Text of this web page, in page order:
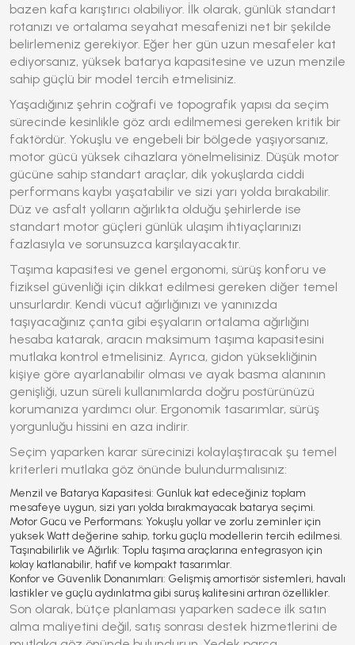
bazen kafa karıştırıcı olabiliyor. İlk olarak, günlük standart
rotanızı ve ortalama seyahat mesafenizi net bir şekilde
belirlemeniz gerekiyor. Eğer her gün uzun mesafeler kat
ediyorsanız, yüksek batarya kapasitesine ve uzun menzile
sahip güçlü bir model tercih etmelisiniz.
Yaşadığınız şehrin coğrafi ve topografik yapısı da seçim
sürecinde kesinlikle göz ardı edilmemesi gereken kritik bir
faktördür. Yokuşlu ve engebeli bir bölgede yaşıyorsanız,
motor gücü yüksek cihazlara yönelmelisiniz. Düşük motor
gücüne sahip standart araçlar, dik yokuşlarda ciddi
performans kaybı yaşatabilir ve sizi yarı yolda bırakabilir.
Düz ve asfalt yolların ağırlıkta olduğu şehirlerde ise
standart motor güçleri günlük ulaşım ihtiyaçlarınızı
fazlasıyla ve sorunsuzca karşılayacaktır.
Taşıma kapasitesi ve genel ergonomi, sürüş konforu ve
fiziksel güvenliği için dikkat edilmesi gereken diğer temel
unsurlardır. Kendi vücut ağırlığınızı ve yanınızda
taşıyacağınız çanta gibi eşyaların ortalama ağırlığını
hesaba katarak, aracın maksimum taşıma kapasitesini
mutlaka kontrol etmelisiniz. Ayrıca, gidon yüksekliğinin
kişiye göre ayarlanabilir olması ve ayak basma alanının
genişliği, uzun süreli kullanımlarda doğru postürünüzü
korumanıza yardımcı olur. Ergonomik tasarımlar, sürüş
yorgunluğu hissini en aza indirir.
Seçim yaparken karar sürecinizi kolaylaştıracak şu temel
kriterleri mutlaka göz önünde bulundurmalısınız:
Menzil ve Batarya Kapasitesi: Günlük kat edeceğiniz toplam
mesafeye uygun, sizi yarı yolda bırakmayacak batarya seçimi.
Motor Gücü ve Performans: Yokuşlu yollar ve zorlu zeminler için
yüksek Watt değerine sahip, torku güçlü modellerin tercih edilmesi.
Taşınabilirlik ve Ağırlık: Toplu taşıma araçlarına entegrasyon için
kolay katlanabilir, hafif ve kompakt tasarımlar.
Konfor ve Güvenlik Donanımları: Gelişmiş amortisör sistemleri, havalı
lastikler ve güçlü aydınlatma gibi sürüş kalitesini artıran özellikler.
Son olarak, bütçe planlaması yaparken sadece ilk satın
alma maliyetini değil, satış sonrası destek hizmetlerini de